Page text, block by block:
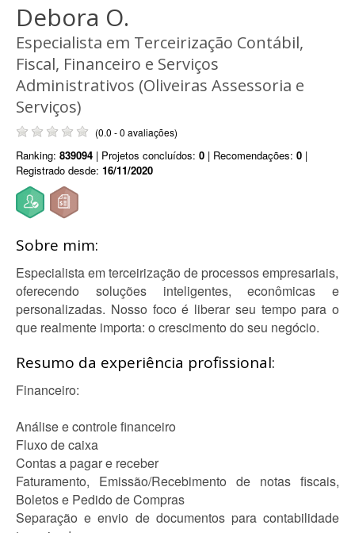
Debora O.
Especialista em Terceirização Contábil,
Fiscal, Financeiro e Serviços
Administrativos (Oliveiras Assessoria e
Serviços)
(0.0 - 0 avaliações)
Ranking: 839094 | Projetos concluídos: 0 | Recomendações: 0 |
Registrado desde: 16/11/2020
Sobre mim:
Especialista em terceirização de processos empresariais,
oferecendo soluções inteligentes, econômicas e
personalizadas. Nosso foco é liberar seu tempo para o
que realmente importa: o crescimento do seu negócio.
Resumo da experiência profissional:
Financeiro:
Análise e controle financeiro
Fluxo de caixa
Contas a pagar e receber
Faturamento, Emissão/Recebimento de notas fiscais,
Boletos e Pedido de Compras
Separação e envio de documentos para contabilidade